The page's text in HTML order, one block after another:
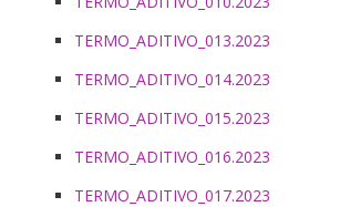
TERMO_ADITIVO_013.2023
TERMO_ADITIVO_014.2023
TERMO_ADITIVO_015.2023
TERMO_ADITIVO_016.2023
TERMO_ADITIVO_017.2023